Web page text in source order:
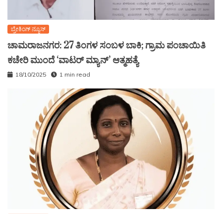
ಬ್ರೇಕಿಂಗ್ ನ್ಯೂಸ್
ಚಾಮರಾಜನಗರ: 27 ತಿಂಗಳ ಸಂಬಳ ಬಾಕಿ; ಗ್ರಾಮ ಪಂಚಾಯಿತಿ
ಕಚೇರಿ ಮುಂದೆ ‘ವಾಟರ್ ಮ್ಯಾನ್’ ಆತ್ಮಹತ್ಯೆ
18/10/2025 1 min read